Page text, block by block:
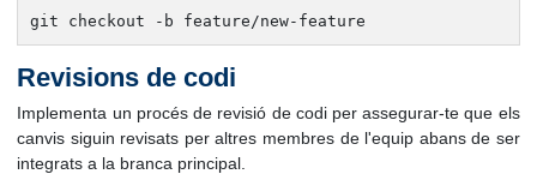
git checkout -b feature/new-feature
Revisions de codi
Implementa un procés de revisió de codi per assegurar-te que els
canvis siguin revisats per altres membres de l'equip abans de ser
integrats a la branca principal.